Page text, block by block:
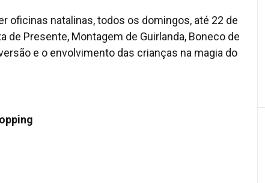
oficinas natalinas, todos os domingos, até 22 de
de Presente, Montagem de Guirlanda, Boneco de
e o envolvimento das crianças na magia do